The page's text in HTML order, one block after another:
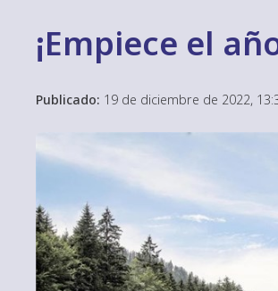
¡Empiece el
Publicado: 19 de diciembre de 2022,